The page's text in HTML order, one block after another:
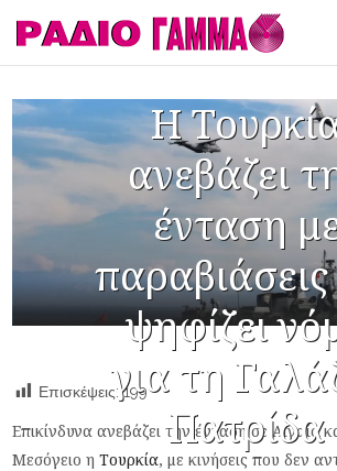
Η
ανεβάζει
ένταση
παραβιάσεις
ψηφίζει
για τη
Πατρίδα
Επισκέψεις: 199
Επικίνδυνα ανεβάζει την ένταση σε Αιγαίο
Μεσόγειο ηΤουρκία, με κινήσεις που δεν